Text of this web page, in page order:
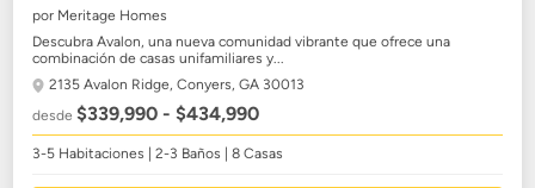
por Meritage Homes
Descubra Avalon, una nueva comunidad vibrante que ofrece una
combinación de casas unifamiliares y...
2135 Avalon Ridge,Conyers, GA 30013
desde$339,990 - $434,990
3-5 Habitaciones | 2-3 Baños | 8 Casas